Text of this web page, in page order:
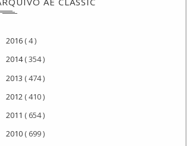
2016 ( 4 )
2014( 354 )
2013 ( 474 )
2012 ( 410 )
2011 ( 654 )
2010 ( 699 )